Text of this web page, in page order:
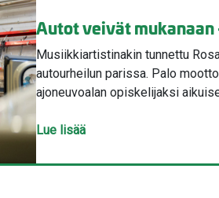
Autot veivät
Musiikkiartistinakin tunnettu
autourheilun parissa. Palo
ajoneuvoalan opiskelijaksi
Lue lisää